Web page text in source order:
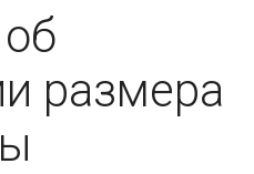
размера